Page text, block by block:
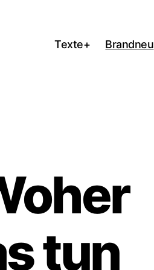
Texte+ Brandneu
tun